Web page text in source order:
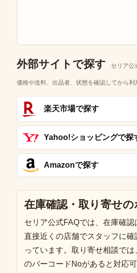
外部サイトで探す セリア公
価格や送料、出品者、状態を確認してから利
楽天市場で探す
Yahoo!ショッピングで探
Amazonで探す
在庫確認・取り寄せの
セリア公式FAQでは、在庫確認
直接近くの店舗でスタッフに確
っています。取り寄せ相談で
のバーコードNoがあると対応